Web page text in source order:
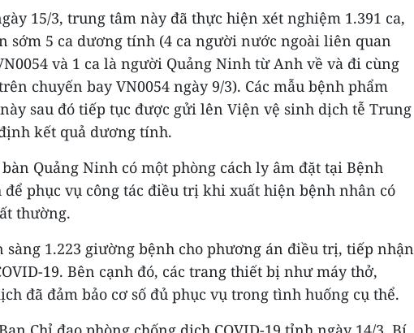
15/3, trung tâm này đã thực hiện xét nghiệm 1.391 ca,
sớm 5 ca dương tính (4 ca người nước ngoài liên quan
và 1 ca là người Quảng Ninh từ Anh về và đi cùng
chuyến bay VN0054 ngày 9/3). Các mẫu bệnh phẩm
sau đó tiếp tục được gửi lên Viện vệ sinh dịch tễ Trung
kết quả dương tính.
Quảng Ninh có một phòng cách ly âm đặt tại Bệnh
phục vụ công tác điều trị khi xuất hiện bệnh nhân có
thường.
sàng 1.223 giường bệnh cho phương án điều trị, tiếp nhận
19. Bên cạnh đó, các trang thiết bị như máy thở,
đã đảm bảo cơ số đủ phục vụ trong tình huống cụ thể.